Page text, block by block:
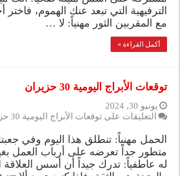
الترفيهية التي تبعد عنك الهموم،
مع المقربين الثور مهنياً: لا …
أكمل القراءة »
توقعات الأبراج اليومية 30 حزيران
يونيو 30, 2024
التعليقات على توقعات الأبراج اليومية 30 حزيران مغلقة
الحمل مهنياً: تنطلق هذا اليوم وفي
متطور جداً تعرضه على أرباب العمل بغية
له عاطفياً: تدرك جيداً أن أسس العلاقة